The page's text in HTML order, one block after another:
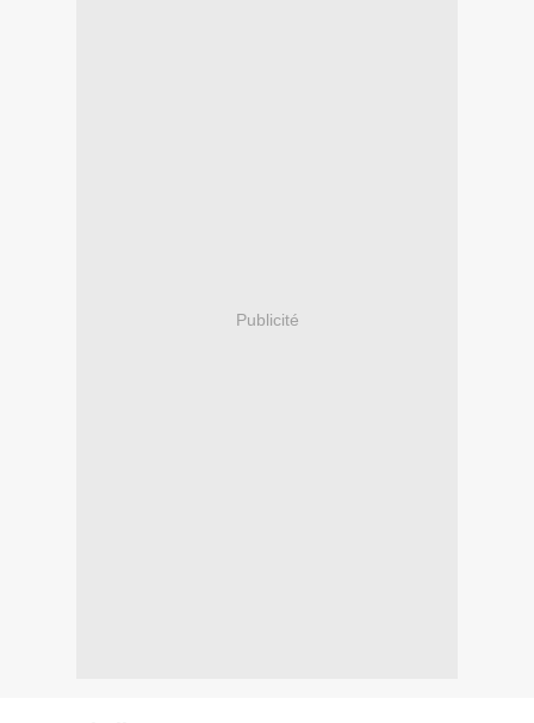
Publicité